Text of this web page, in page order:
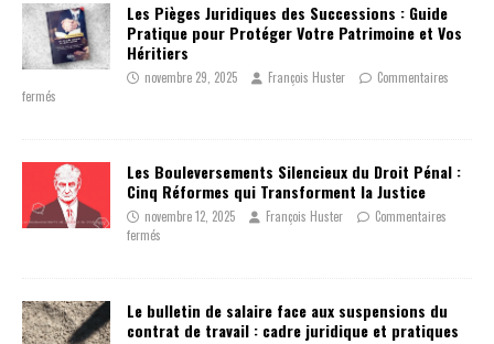
Les Pièges Juridiques des Successions : Guide
Pratique pour Protéger Votre Patrimoine et Vos
Héritiers
novembre 29, 2025 François Huster
Commentaires
fermés
Les Bouleversements Silencieux du Droit Pénal :
Cinq Réformes qui Transforment la Justice
novembre 12, 2025 François Huster
Commentaires
fermés
Le bulletin de salaire face aux suspensions du
contrat de travail : cadre juridique et pratiques